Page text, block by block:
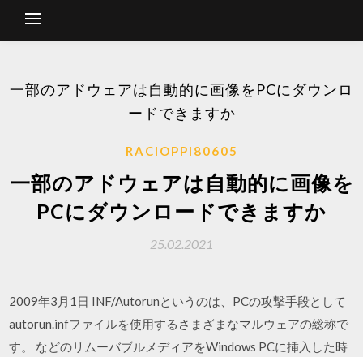
一部のアドウェアは自動的に画像をPCにダウンロ
ードできますか
RACIOPPI80605
一部のアドウェアは自動的に画像を
PCにダウンロードできますか
25.02.2021
2009年3月1日 INF/Autorunというのは、PCの攻撃手段として
autorun.infファイルを使用するさまざまなマルウェアの総称で
す。 などのリムーバブルメディアをWindows PCに挿入した時